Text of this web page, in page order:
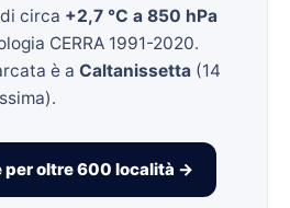
circa +2,7 °C a 850 hPa
CERRA 1991-2020.
è a Caltanissetta (14
per oltre 600 località →